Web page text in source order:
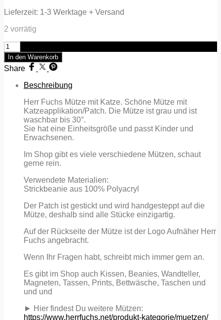
Lieferzeit: 1-3 Werktage + Versand
2 vorrätig
Mütze
Grau
Katze
Herr
Fuchs
Patch
Beanie
Menge
In den Warenkorb
Share
Beschreibung
Herr Fuchs Mütze mit Katze. Schöne Mütze mit
Katzeapplikation/Patch. Die Mütze ist grau und ist
waschbar bis 30°.
Sie hat eine Einheitsgröße und passt Kinder und
Erwachsenen.
Im Shop gibt es viele verschiedene Mützen, schaut
gerne rein.
Verwendete Materialien:
Strickbeanie aus 100% Polyacryl
Der Patch ist gestickt und wird handgesteppt auf die
Mütze, deshalb sind alle Stücke einzigartig.
Auf der Rückseite der Mütze ist der Logo Aufnäher Herr
Fuchs angebracht.
Wenn Ihr Fragen habt, schreibt mich immer gern an.
Es gibt im Shop auch Kissen, Beanies, Wandteller,
Magneten, Tassen, Prints, Bettwäsche, Taschen und
und und
► Hier findest Du weitere Mützen:
https://www.herrfuchs.net/produkt-kategorie/muetzen/